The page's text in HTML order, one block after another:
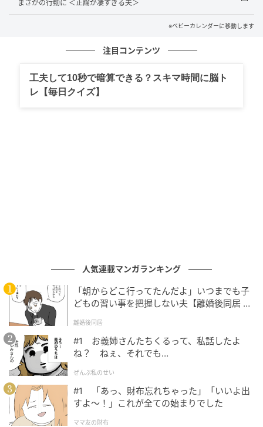
続いてのお話は、ウェディングフォトで「あるもの」
輪が！？ウェディングフォト撮影直前。指輪
はどこ！？
ウェディングフォトの撮影が始まってビックリ
撮影会場に到着後、私と夫は和装に着替え、スタッフ
の方々と、どんな構図で撮影するか、どういったアイ
テムを使うかの確認をしながら楽しく過ごしていまし
た。そしてすべての準備が整い、まずは夫のソロショ
ットから撮影が始まりました。
まさかの行動に ＜正論が凄すぎる夫＞
※ベビーカレンダーに移動します
注目コンテンツ
工夫して10秒で暗算できる？スキマ時間に脳ト
レ【毎日クイズ】
人気連載マンガランキング
「朝からどこ行ってたんだよ」いつまでも子
どもの習い事を把握しない夫【離婚後同居 Vo
離婚後同居
#1 お義姉さんたちくるって、私話したよ
ね？ ねぇ、それでも…
ぜんぶ私のせい
#1 「あっ、財布忘れちゃった」「いいよ出
すよ〜！」これが全ての始まりでした
ママ友の財布